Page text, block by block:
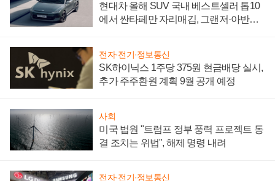
현대차 올해 SUV 국내 베스트셀러 톱10
에서 싼타페만 자리매김, 그랜저·아반떼
전자·전기·정보통신
SK하이닉스 1주당 375원 현금배당 실시,
추가 주주환원 계획 9월 공개 예정
사회
미국 법원 "트럼프 정부 풍력 프로젝트 동
결 조치는 위법", 해제 명령 내려
전자·전기·정보통신